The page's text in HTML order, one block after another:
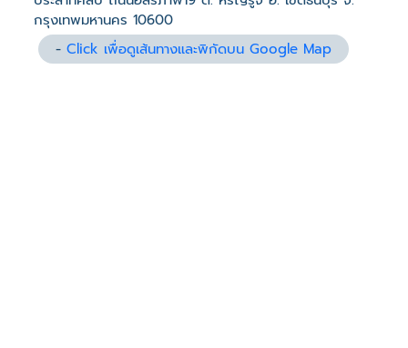
กรุงเทพมหานคร 10600
-Click เพื่อดูเส้นทางและพิกัดบน Google Map